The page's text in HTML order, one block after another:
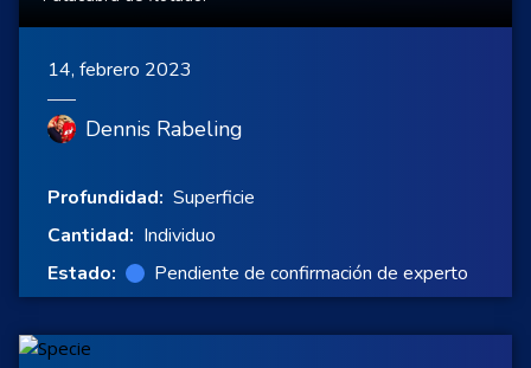
14, febrero 2023
Dennis Rabeling
Profundidad: Superficie
Cantidad: Individuo
Estado:
Pendiente de confirmación de experto